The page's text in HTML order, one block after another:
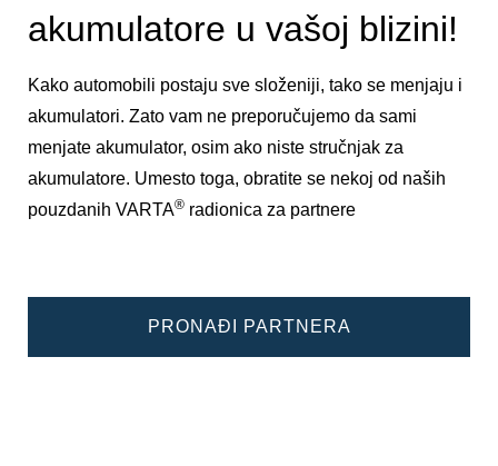
akumulatore u vašoj blizini!
Kako automobili postaju sve složeniji, tako se menjaju i
akumulatori. Zato vam ne preporučujemo da sami
menjate akumulator, osim ako niste stručnjak za
akumulatore. Umesto toga, obratite se nekoj od naših
pouzdanih VARTA® radionica za partnere
PRONAĐI PARTNERA